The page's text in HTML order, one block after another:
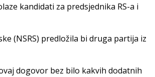
kandidati za predsjednika RS-a i
(NSRS) predložila bi druga partija iz
dogovor bez bilo kakvih dodatnih